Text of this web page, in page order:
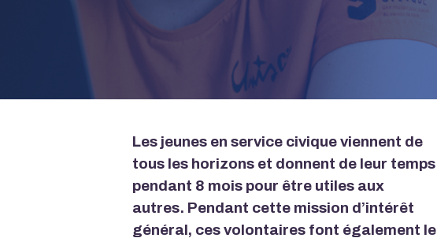
Les jeunes en service civique viennent de
tous les horizons et donnent de leur temps
pendant 8 mois pour être utiles aux
autres. Pendant cette mission d’intérêt
général, ces volontaires font également le